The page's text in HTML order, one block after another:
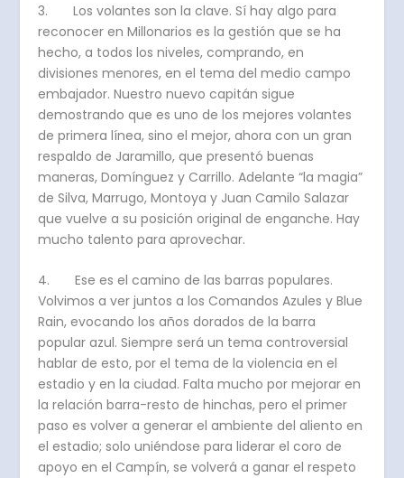
3. Los volantes son la clave. Sí hay algo para
reconocer en Millonarios es la gestión que se ha
hecho, a todos los niveles, comprando, en
divisiones menores, en el tema del medio campo
embajador. Nuestro nuevo capitán sigue
demostrando que es uno de los mejores volantes
de primera línea, sino el mejor, ahora con un gran
respaldo de Jaramillo, que presentó buenas
maneras, Domínguez y Carrillo. Adelante “la magia”
de Silva, Marrugo, Montoya y Juan Camilo Salazar
que vuelve a su posición original de enganche. Hay
mucho talento para aprovechar.
4. Ese es el camino de las barras populares.
Volvimos a ver juntos a los Comandos Azules y Blue
Rain, evocando los años dorados de la barra
popular azul. Siempre será un tema controversial
hablar de esto, por el tema de la violencia en el
estadio y en la ciudad. Falta mucho por mejorar en
la relación barra-resto de hinchas, pero el primer
paso es volver a generar el ambiente del aliento en
el estadio; solo uniéndose para liderar el coro de
apoyo en el Campín, se volverá a ganar el respeto